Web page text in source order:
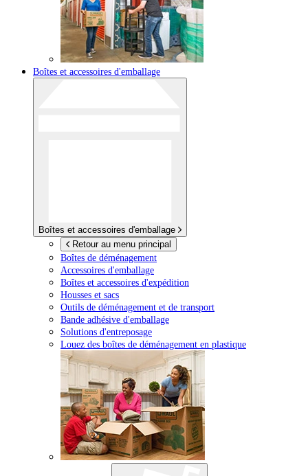
Boîtes et accessoires d'emballage
Boîtes et accessoires d'emballage
Retour au menu principal
Boîtes de déménagement
Accessoires d'emballage
Boîtes et accessoires d'expédition
Housses et sacs
Outils de déménagement et de transport
Bande adhésive d'emballage
Solutions d'entreposage
Louez des boîtes de déménagement en plastique